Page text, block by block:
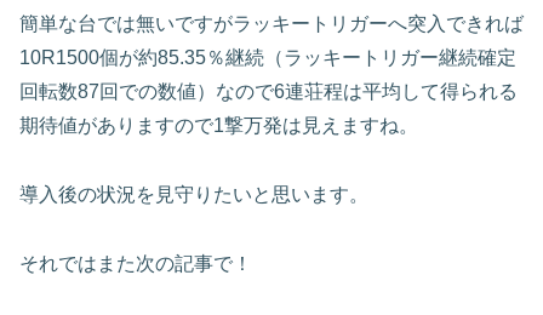
簡単な台では無いですがラッキートリガーへ突入できれば
10R1500個が約85.35％継続（ラッキートリガー継続確定
回転数87回での数値）なので6連荘程は平均して得られる
期待値がありますので1撃万発は見えますね。
導入後の状況を見守りたいと思います。
それではまた次の記事で！